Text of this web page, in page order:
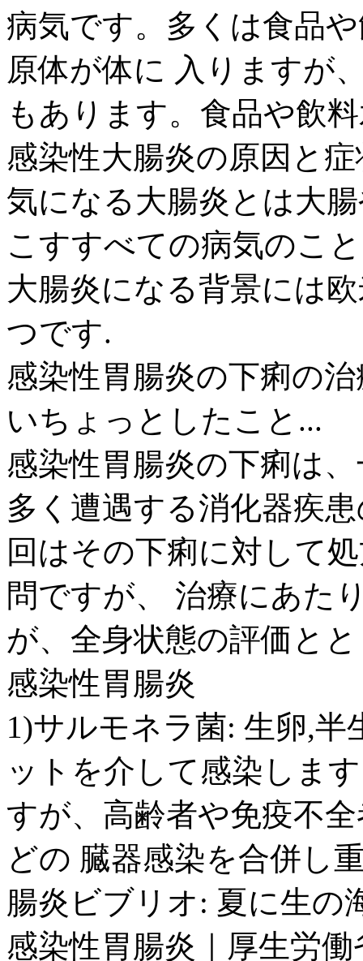
病気です。多くは食品
原体が体に 入りますが
もあります。食品や飲
感染性大腸炎の原因と
気になる大腸炎とは大
こすすべての病気のこ
大腸炎になる背景には
つです.
感染性胃腸炎の下痢の
いちょっとしたこと...
感染性胃腸炎の下痢は
多く遭遇する消化器疾
回はその下痢に対して
問ですが、 治療にあた
が、全身状態の評価と
感染性胃腸炎
1)サルモネラ菌: 生卵,
ットを介して感染しま
すが、高齢者や免疫不
どの 臓器感染を合併し
腸炎ビブリオ: 夏に生の
感染性胃腸炎｜厚生労働